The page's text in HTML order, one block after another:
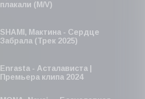
плакали (M/V)
SHAMI, Мактина - Сердце
Забрала (Трек 2025)
Enrasta - Асталависта |
Премьера клипа 2024